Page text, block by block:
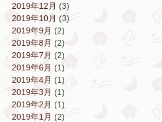
2019年12月 (3)
2019年10月 (3)
2019年9月 (2)
2019年8月 (2)
2019年7月 (2)
2019年6月 (1)
2019年4月 (1)
2019年3月 (1)
2019年2月 (1)
2019年1月 (2)